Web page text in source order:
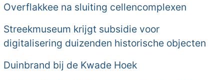
Overflakkee na sluiting cellencomplexen
Streekmuseum krijgt subsidie voor
digitalisering duizenden historische objecten
Duinbrand bij de Kwade Hoek